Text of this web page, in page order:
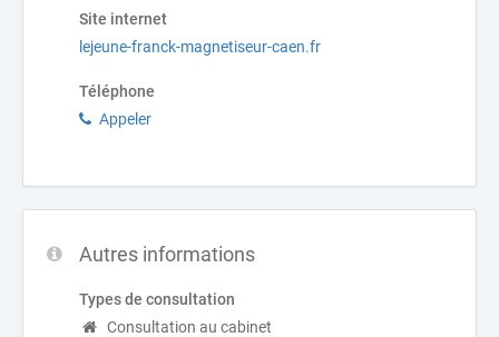
Site internet
lejeune-franck-magnetiseur-caen.fr
Téléphone
Appeler
Autres informations
Types de consultation
Consultation au cabinet